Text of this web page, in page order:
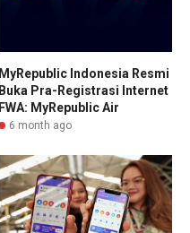
MyRepublic Indonesia Resmi
Buka Pra-Registrasi Internet
FWA: MyRepublic Air
6 month ago